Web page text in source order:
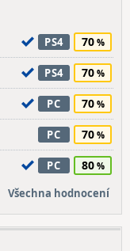
PS4 70
PS4 70
PC 70
PC 70
PC 80
Všechna hodnocení